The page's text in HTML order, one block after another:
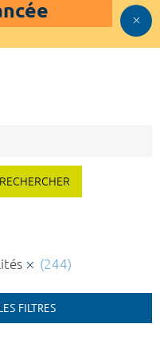
RECHERCHER
(244)
FILTRES